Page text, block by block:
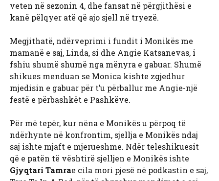
veten në sezonin 4, dhe fansat në përgjithësi e
kanë pëlqyer atë që ajo sjell në tryezë.
Megjithatë, ndërveprimi i fundit i Monikës me
mamanë e saj, Linda, si dhe Angie Katsanevas, i
fshiu shumë shumë nga mënyra e gabuar. Shumë
shikues menduan se Monica kishte zgjedhur
mjedisin e gabuar për t’u përballur me Angie-një
festë e përbashkët e Pashkëve.
Për më tepër, kur nëna e Monikës u përpoq të
ndërhynte në konfrontim, sjellja e Monikës ndaj
saj ishte mjaft e mjerueshme. Ndër teleshikuesit
që e patën të vështirë sjelljen e Monikës ishte
Gjyqtari Tamrae cila mori pjesë në podkastin e saj,